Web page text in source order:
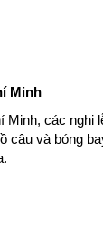
Minh
Minh, các nghi
câu và bóng